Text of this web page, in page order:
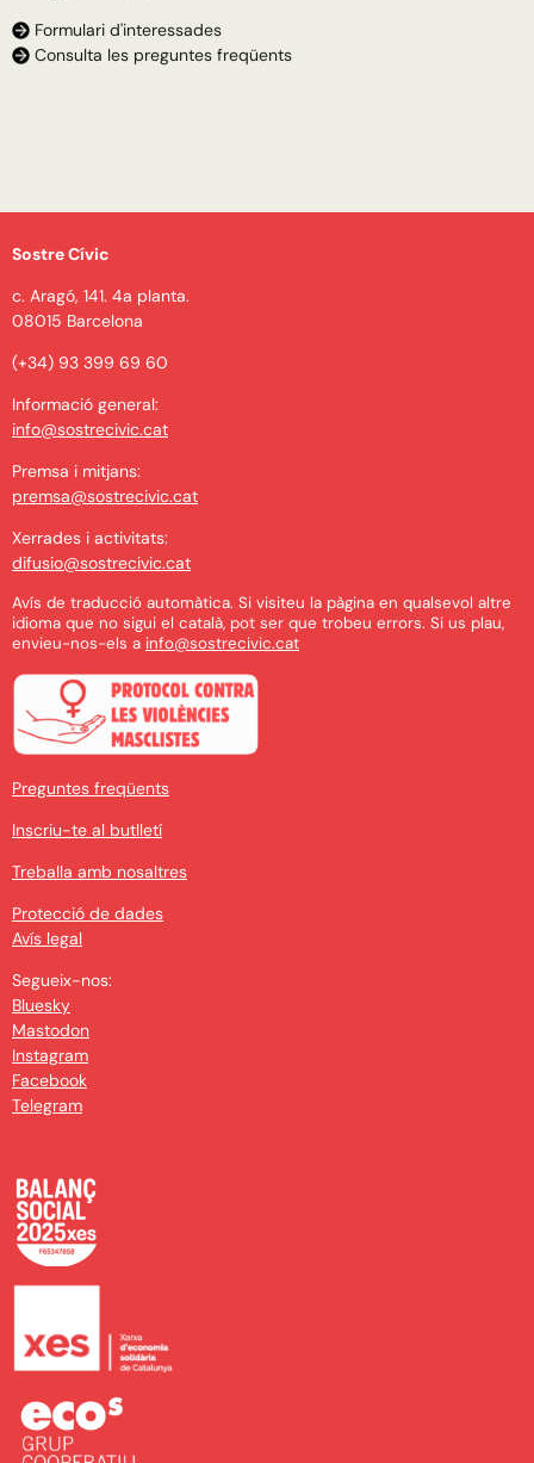
Formulari d'interessades
Consulta les preguntes freqüents
Sostre Cívic
c. Aragó, 141. 4a planta.
08015 Barcelona
(+34) 93 399 69 60
Informació general:
info@sostrecivic.cat
Premsa i mitjans:
premsa@sostrecivic.cat
Xerrades i activitats:
difusio@sostrecivic.cat
Avís de traducció automàtica. Si visiteu la pàgina en qualsevol altre
idioma que no sigui el català, pot ser que trobeu errors. Si us plau,
envieu-nos-els a info@sostrecivic.cat
Preguntes freqüents
Inscriu-te al butlletí
Treballa amb nosaltres
Protecció de dades
Avís legal
Segueix-nos:
Bluesky
Mastodon
Instagram
Facebook
Telegram